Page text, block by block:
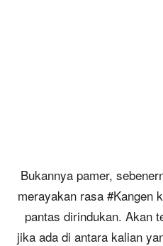
Bukannya pamer,
merayakan rasa #Kangen
pantas dirindukan. Akan
jika ada di antara kalian